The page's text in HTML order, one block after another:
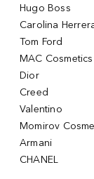
Hugo Boss
Carolina
Tom Ford
MAC Cosmetics
Dior
Creed
Valentino
Momirov
Armani
CHANEL